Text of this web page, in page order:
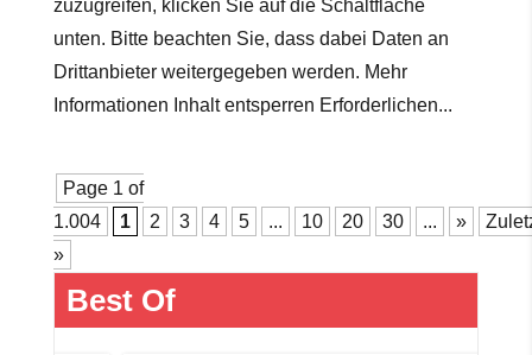
zuzugreifen, klicken Sie auf die Schaltfläche
unten. Bitte beachten Sie, dass dabei Daten an
Drittanbieter weitergegeben werden. Mehr
Informationen Inhalt entsperren Erforderlichen...
Page 1 of
1.004
1 2 3 4 5 ... 10 20 30 ... »
»
Best Of